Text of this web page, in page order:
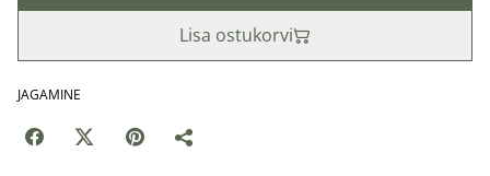
Lisa ostukorvi
JAGAMINE